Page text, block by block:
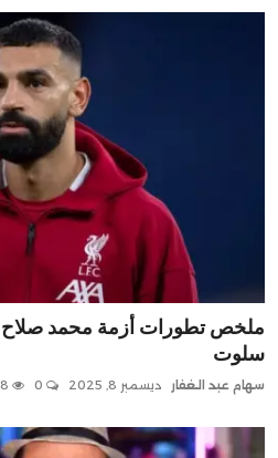
ملخص تطورات أزمة محمد صلاح
سلوت
سهام عبد الغفار ديسمبر 8, 2025